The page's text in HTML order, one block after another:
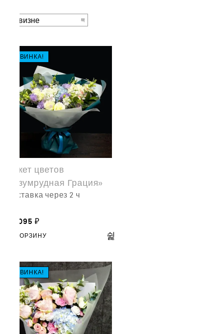
НОВИНКА!
Букет цветов
«Изумрудная Грация»
доставка через 2 ч
23,095 ₽
В КОРЗИНУ
НОВИНКА!